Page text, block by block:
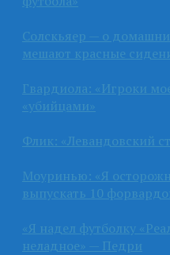
Солскьяер — о
мешают красные
Гвардиола: «Игроки
«убийцами»
Флик: «Левандовский
Моуринью: «Я
выпускать 10
«Я надел футболку
неладное» — Педри